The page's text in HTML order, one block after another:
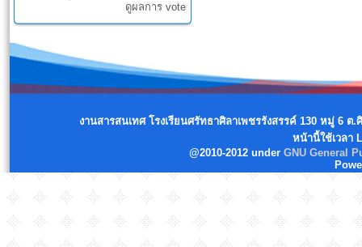
ดูผลการ vote
งานสารสนเทศ โรงเรียนศรัทธาศิลาเพชรรังสรรค์ 130 หมู่ 6
หน้านี้ใช้เวลา
@2010-2012 under GNU General